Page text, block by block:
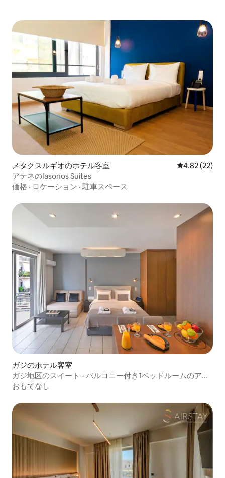
メタクスルギオのホテル客室 レビュー22
4.82 (22)
アテネのIasonos Suites
価格 · ロケーション · 駐車スペース
ガジのホテル客室
ガジ地区のスイート - バルコニー付き1ベッドルームのアパ
ート
おもてなし